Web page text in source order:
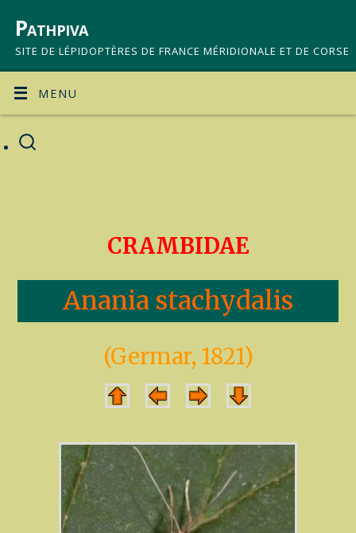
Pathpiva
SITE DE LÉPIDOPTÈRES DE FRANCE MÉRIDIONALE ET DE CORSE
MENU
CRAMBIDAE
Anania stachydalis
(Germar, 1821)